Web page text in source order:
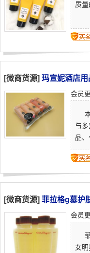
质
[微商货源] 玛宣妮酒店
会员
本
与多
品、
[微商货源] 菲拉格g慕护
会员
菲
女